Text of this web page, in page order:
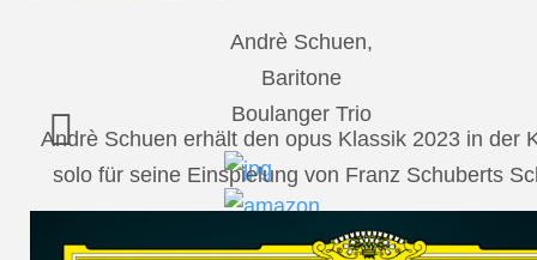
Andrè Schuen,
Baritone
Boulanger Trio
Andrè Schuen erhält den opus Klassik 2023 in der
solo für seine Einspielung von Franz Schuberts